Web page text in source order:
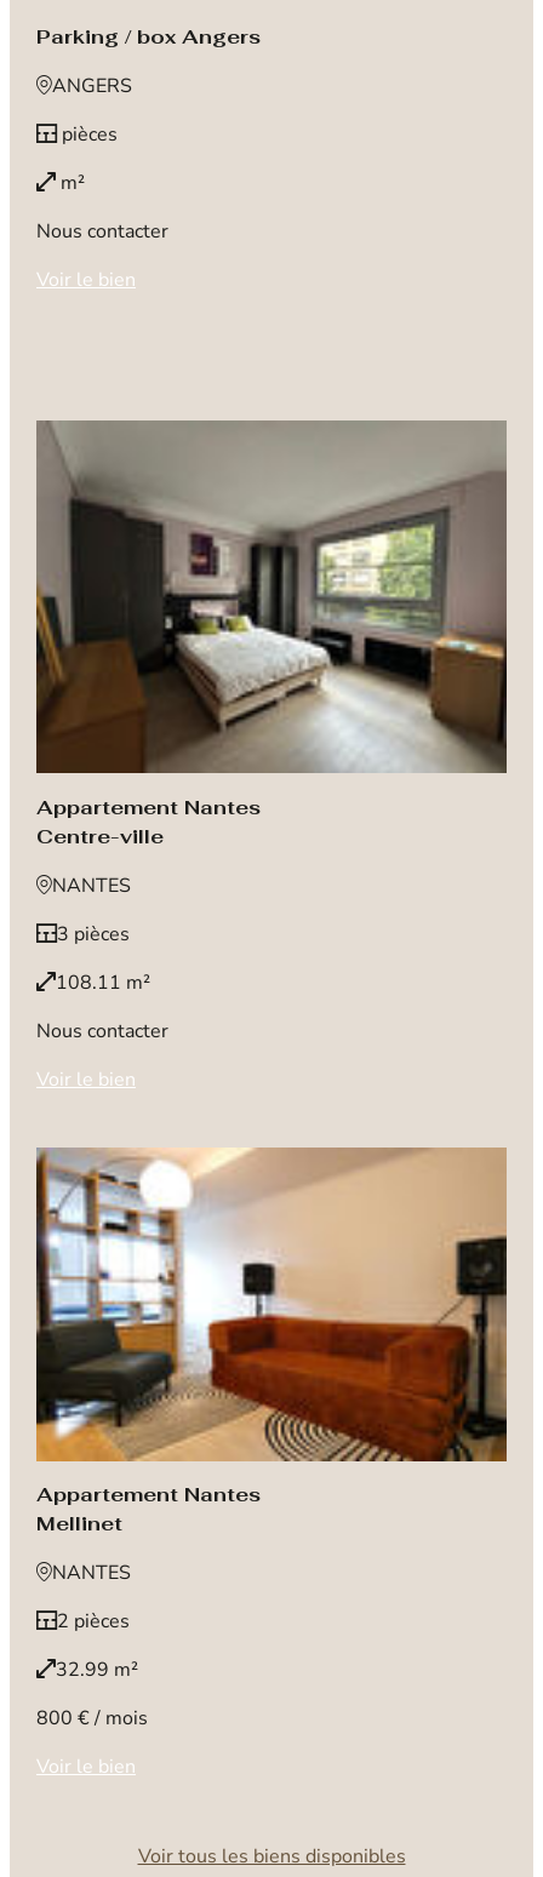
Parking / box Angers
ANGERS
pièces
m²
Nous contacter
Voir le bien
Appartement Nantes
Centre-ville
NANTES
3 pièces
108.11 m²
Nous contacter
Voir le bien
Appartement Nantes
Mellinet
NANTES
2 pièces
32.99 m²
800 € / mois
Voir le bien
Voir tous les biens disponibles